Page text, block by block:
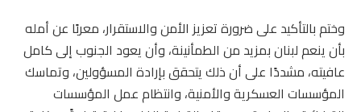
وختم بالتأكيد على ضرورة تعزيز الأمن والاستقرار، معربًا عن أمله
بأن ينعم لبنان بمزيد من الطمأنينة، وأن يعود الجنوب إلى كامل
عافيته، مشددًا على أن ذلك يتحقق بإرادة المسؤولين، وتماسك
المؤسسات العسكرية والأمنية، وانتظام عمل المؤسسات